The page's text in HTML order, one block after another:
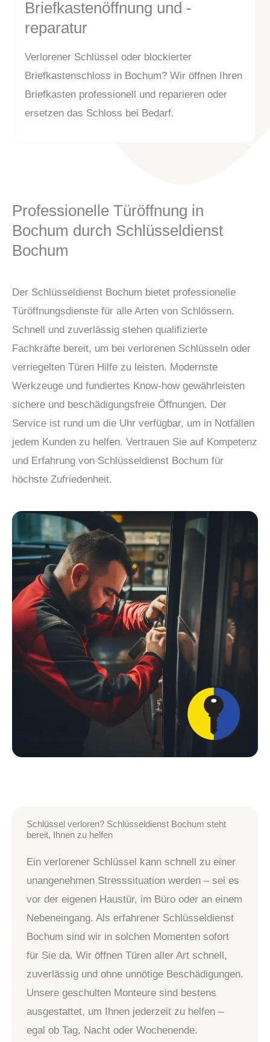
Briefkastenöffnung und -
reparatur
Verlorener Schlüssel oder blockierter
Briefkastenschloss in Bochum? Wir öffnen Ihren
Briefkasten professionell und reparieren oder
ersetzen das Schloss bei Bedarf.
Professionelle Türöffnung in
Bochum durch Schlüsseldienst
Bochum
Der Schlüsseldienst Bochum bietet professionelle
Türöffnungsdienste für alle Arten von Schlössern.
Schnell und zuverlässig stehen qualifizierte
Fachkräfte bereit, um bei verlorenen Schlüsseln oder
verriegelten Türen Hilfe zu leisten. Modernste
Werkzeuge und fundiertes Know-how gewährleisten
sichere und beschädigungsfreie Öffnungen. Der
Service ist rund um die Uhr verfügbar, um in Notfällen
jedem Kunden zu helfen. Vertrauen Sie auf Kompetenz
und Erfahrung von Schlüsseldienst Bochum für
höchste Zufriedenheit.
Schlüssel verloren? Schlüsseldienst Bochum steht
bereit, Ihnen zu helfen
Ein verlorener Schlüssel kann schnell zu einer
unangenehmen Stresssituation werden – sei es
vor der eigenen Haustür, im Büro oder an einem
Nebeneingang. Als erfahrener Schlüsseldienst
Bochum sind wir in solchen Momenten sofort
für Sie da. Wir öffnen Türen aller Art schnell,
zuverlässig und ohne unnötige Beschädigungen.
Unsere geschulten Monteure sind bestens
ausgestattet, um Ihnen jederzeit zu helfen –
egal ob Tag, Nacht oder Wochenende.